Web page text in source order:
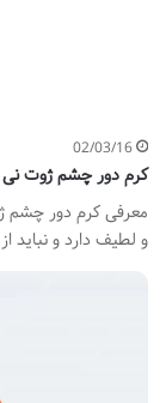
02/03/16
کرم دور چشم ژوت
معرفی کرم دور چشم
و لطیف دارد و نباید